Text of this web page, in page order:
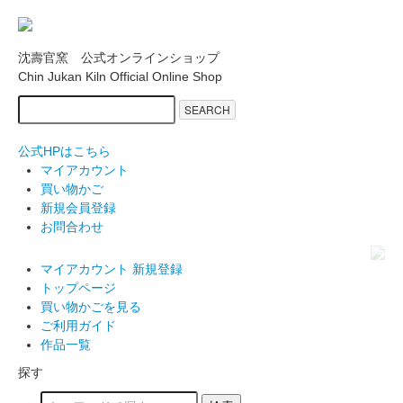
沈壽官窯 公式オンラインショップ
Chin Jukan Kiln Official Online Shop
SEARCH
公式HPはこちら
マイアカウント
買い物かご
新規会員登録
お問合わせ
マイアカウント 新規登録
トップページ
買い物かごを見る
ご利用ガイド
作品一覧
探す